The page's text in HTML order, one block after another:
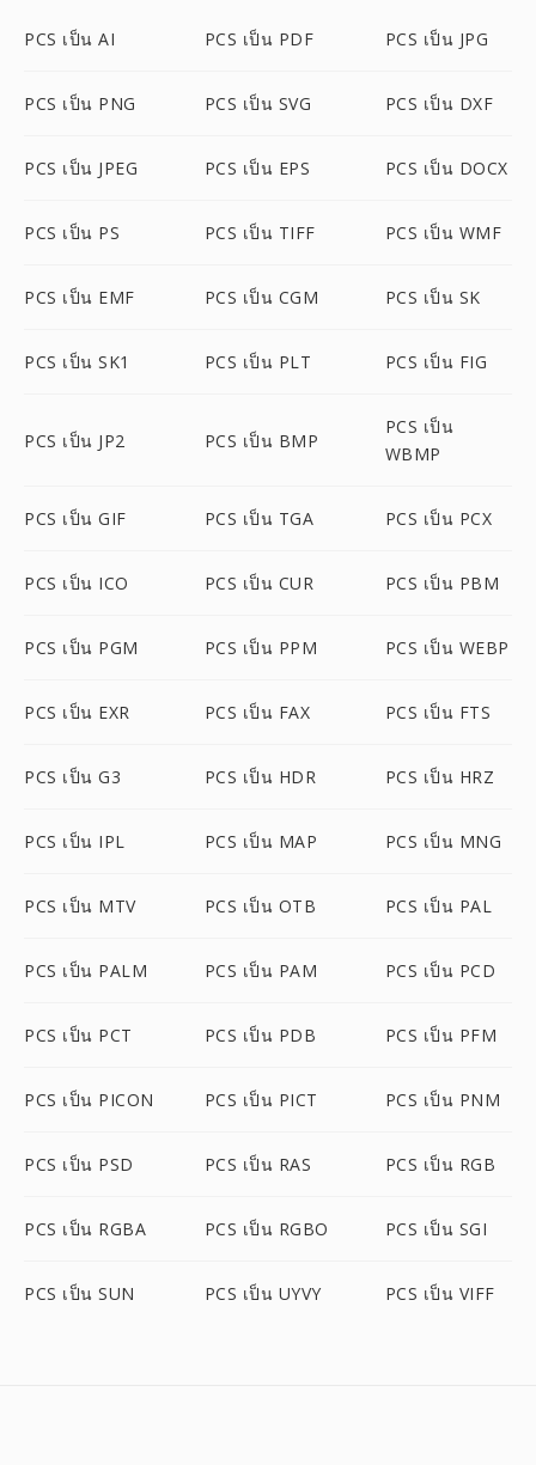
PCS เป็น AI PCS เป็น PDF PCS เป็น JPG
PCS เป็น PNG PCS เป็น SVG PCS เป็น DXF
PCS เป็น JPEG PCS เป็น EPS PCS เป็น DOCX
PCS เป็น PS PCS เป็น TIFF PCS เป็น WMF
PCS เป็น EMF PCS เป็น CGM PCS เป็น SK
PCS เป็น SK1 PCS เป็น PLT PCS เป็น FIG
PCS เป็น JP2 PCS เป็น BMP
PCS เป็น
WBMP
PCS เป็น GIF PCS เป็น TGA PCS เป็น PCX
PCS เป็น ICO PCS เป็น CUR PCS เป็น PBM
PCS เป็น PGM PCS เป็น PPM PCS เป็น WEBP
PCS เป็น EXR PCS เป็น FAX PCS เป็น FTS
PCS เป็น G3 PCS เป็น HDR PCS เป็น HRZ
PCS เป็น IPL PCS เป็น MAP PCS เป็น MNG
PCS เป็น MTV PCS เป็น OTB PCS เป็น PAL
PCS เป็น PALM PCS เป็น PAM PCS เป็น PCD
PCS เป็น PCT PCS เป็น PDB PCS เป็น PFM
PCS เป็น PICON PCS เป็น PICT PCS เป็น PNM
PCS เป็น PSD PCS เป็น RAS PCS เป็น RGB
PCS เป็น RGBA PCS เป็น RGBO PCS เป็น SGI
PCS เป็น SUN PCS เป็น UYVY PCS เป็น VIFF